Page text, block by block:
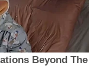
Beyond The